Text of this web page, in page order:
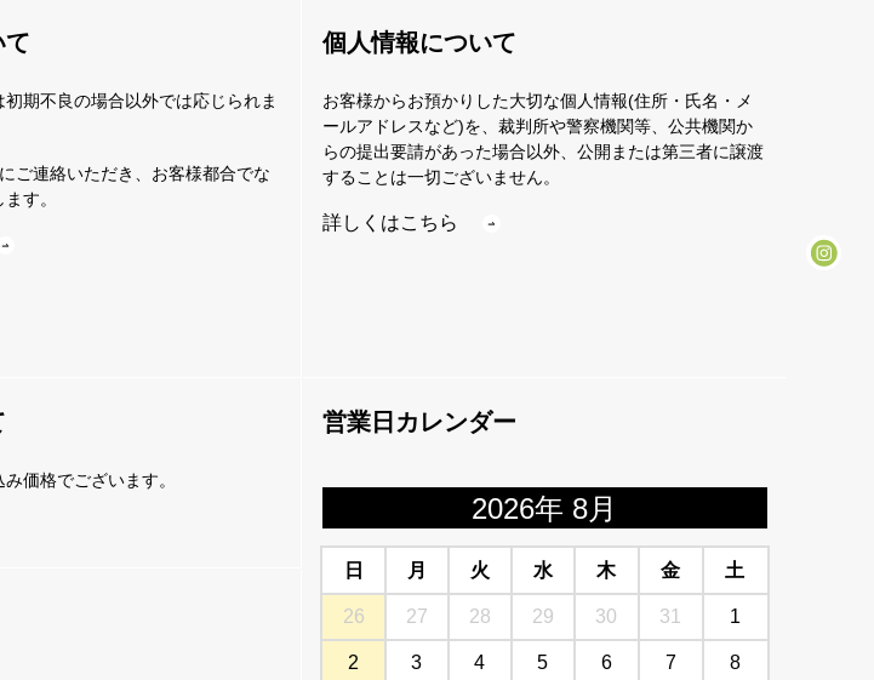
て
期不良の場合以外では応じられま
ご連絡いただき、お客様都合でな
す。
個人情報について
お客様からお預かりした大切な個人情報(住所・氏名・メ
ールアドレスなど)を、裁判所や警察機関等、公共機関か
らの提出要請があった場合以外、公開または第三者に譲渡
することは一切ございません。
詳しくはこちら
価格でございます。
営業日カレンダー
2026年 8月
日 月 火 水 木 金 土
26 27 28 29 30 31 1
2 3 4 5 6 7 8